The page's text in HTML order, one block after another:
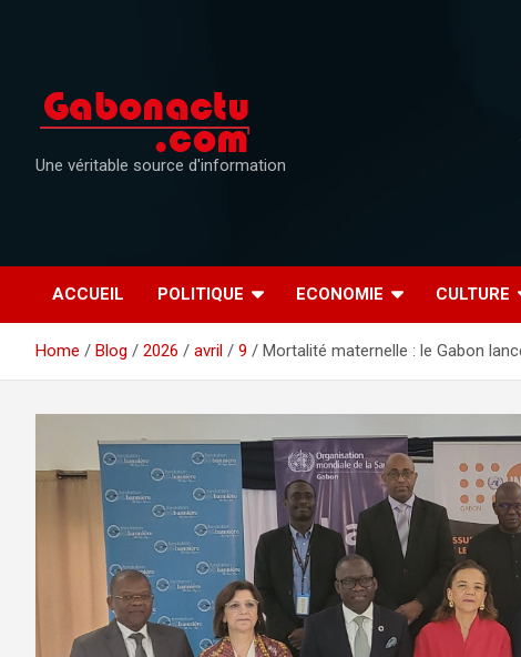
Une véritable source d'information
ACCUEIL POLITIQUE ECONOMIE CULTURE
Home Blog 2026 avril 9 Mortalité maternelle : le Gabon